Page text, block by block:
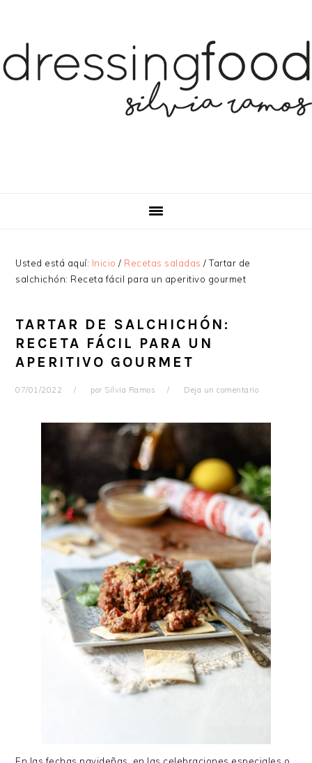
navegación
principal
principal
Usted está aquí: Inicio / Recetas saladas /Tartar de
salchichón: Receta fácil para un aperitivo gourmet
TARTAR DE SALCHICHÓN:
RECETA FÁCIL PARA UN
APERITIVO GOURMET
07/01/2022 por Silvia Ramos Deja un comentario